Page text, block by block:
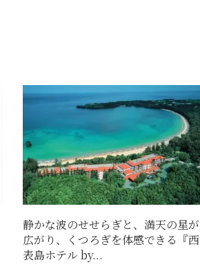
静かな波のせせらぎと、満天の星が
広がり、くつろぎを体感できる『西
表島ホテル by...